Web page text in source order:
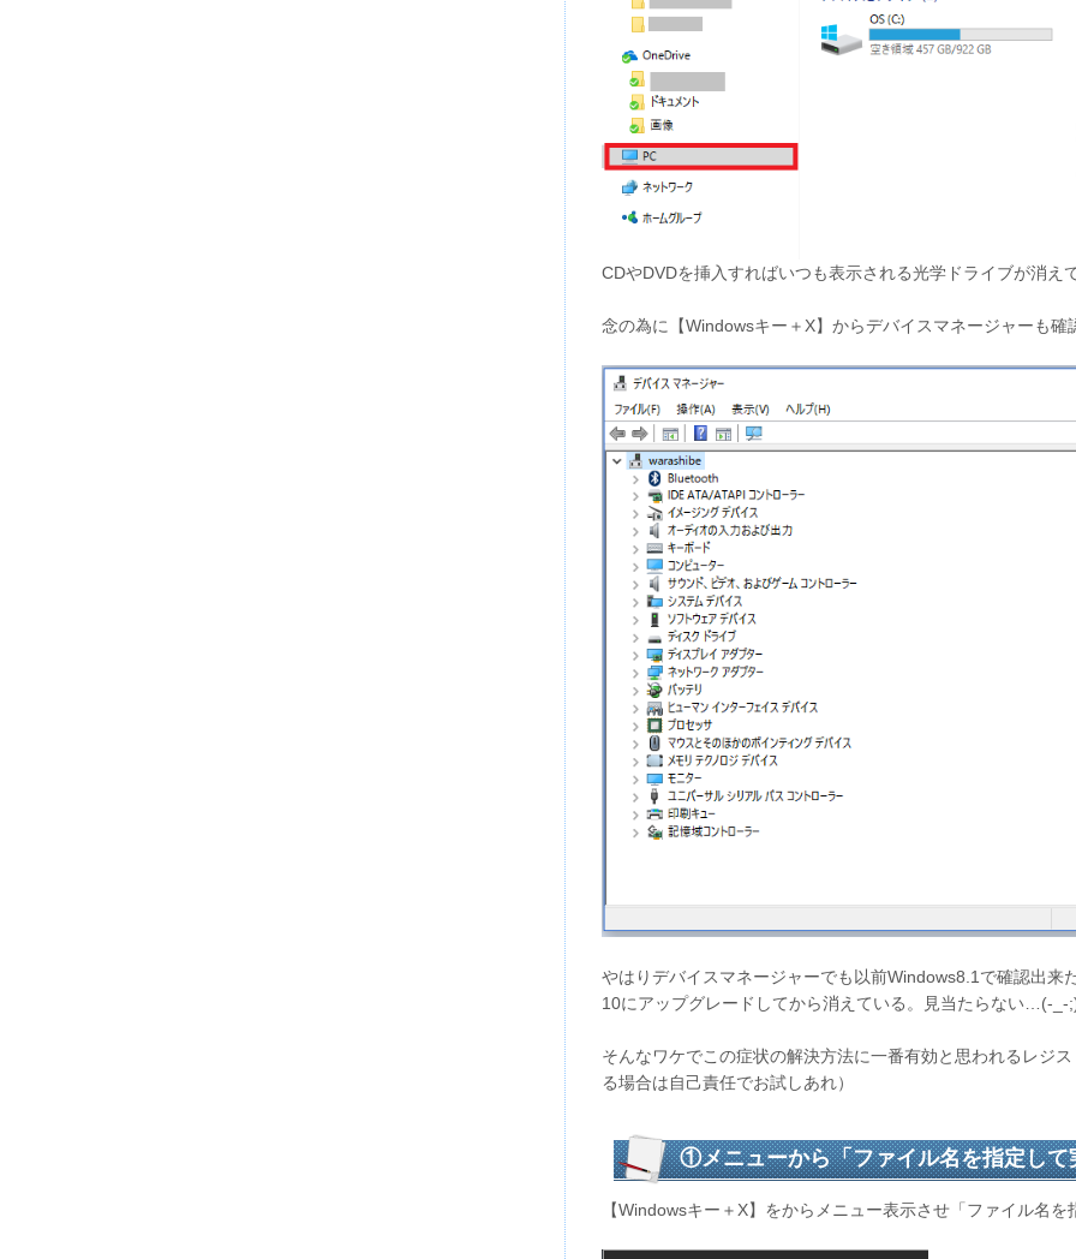
CDやDVDを挿入すればいつも表示される光学ドライブが消え
念の為に【Windowsキー＋X】からデバイスマネージャーも確
やはりデバイスマネージャーでも以前Windows8.1で確認出来
10にアップグレードしてから消えている。見当たらない…(-_-
そんなワケでこの症状の解決方法に一番有効と思われるレジ
る場合は自己責任でお試しあれ）
①メニューから「ファイル名を指定して
【Windowsキー＋X】をからメニュー表示させ「ファイル名を